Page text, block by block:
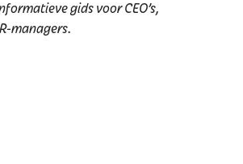
gids voor CEO’s,
managers.